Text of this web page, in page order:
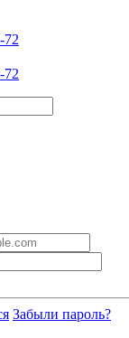
72
72
Забыли пароль?